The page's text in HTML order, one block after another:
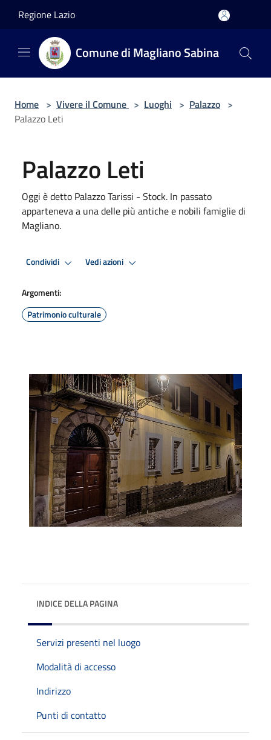
Regione Lazio
Comune di Magliano Sabina
Home > Vivere il Comune > Luoghi > Palazzo >
Palazzo Leti
Palazzo Leti
Oggi è detto Palazzo Tarissi - Stock. In passato
apparteneva a una delle più antiche e nobili famiglie di
Magliano.
Condividi Vedi azioni
Argomenti:
Patrimonio culturale
INDICE DELLA PAGINA
Servizi presenti nel luogo
Modalità di accesso
Indirizzo
Punti di contatto